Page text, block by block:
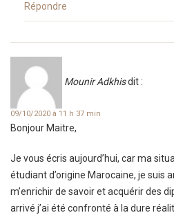
Répondre
Mounir Adkhisdit :
09/10/2020 à 11 h 37 min
Bonjour Maitre,
Je vous écris aujourd’hui, car ma
étudiant d’origine Marocaine, je suis
m’enrichir de savoir et acquérir des
arrivé j’ai été confronté à la dure